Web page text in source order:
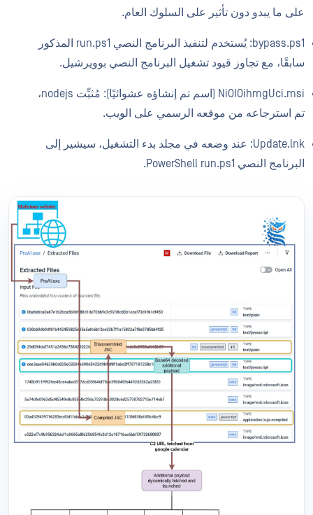
على ما يبدو دون تأثير على السلوك العام.
bypass.ps1: يُستخدم لتنفيذ البرنامج النصي run.ps1 المذكور
سابقًا، مع تجاوز قيود تشغيل البرنامج النصي بوويرشيل.
NiOIOihmgUci.msi (اسم تم إنشاؤه عشوائيًا): مُثبِّت nodejs،
تم استرجاعه من موقعه الرسمي على الويب.
Update.lnk: عند وضعه في مجلد بدء التشغيل، سيشير إلى
البرنامج النصي PowerShell run.ps1.